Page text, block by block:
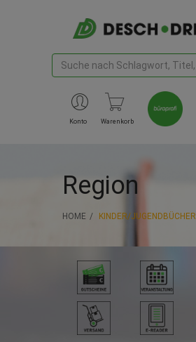
Konto Warenkorb
Region
HOME KINDER/JUGENDBÜCHER